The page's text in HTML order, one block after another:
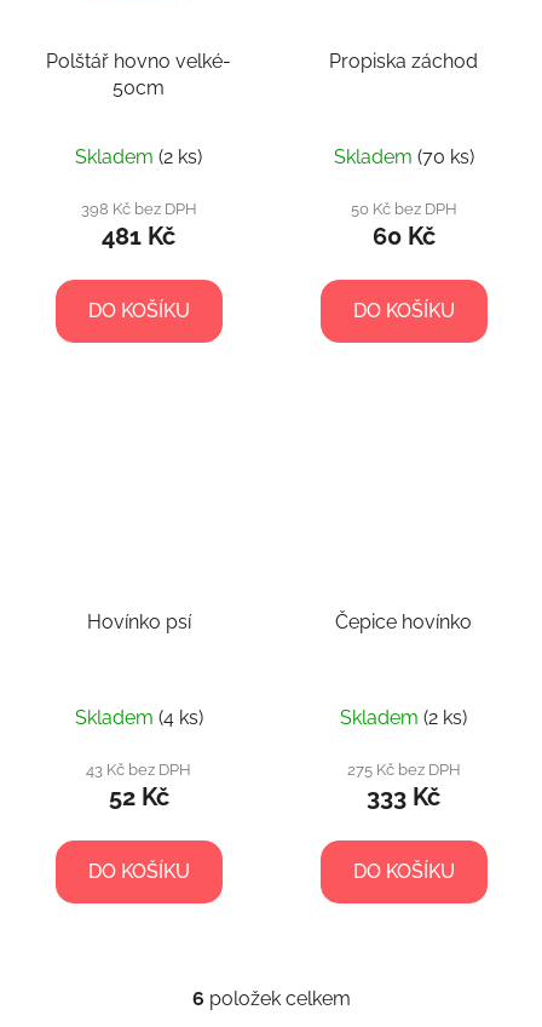
Polštář hovno velké-
50cm
Skladem (2 ks)
398 Kč bez DPH
481 Kč
DO KOŠÍKU
Propiska záchod
Skladem (70 ks)
50 Kč bez DPH
60 Kč
DO KOŠÍKU
Hovínko psí
Skladem (4 ks)
43 Kč bez DPH
52 Kč
DO KOŠÍKU
Čepice hovínko
Skladem (2 ks)
275 Kč bez DPH
333 Kč
DO KOŠÍKU
O
6 položek celkem